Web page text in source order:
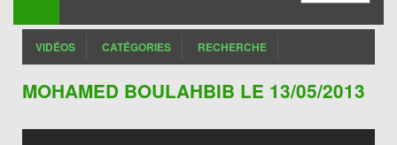
VIDÉOS CATÉGORIES RECHERCHE
MOHAMED BOULAHBIB LE 13/05/2013